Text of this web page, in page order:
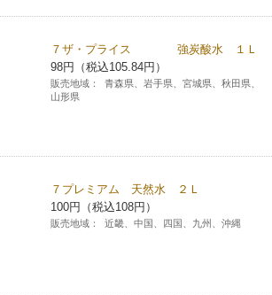
７ザ・プライス 強炭酸水 １Ｌ
98円（税込105.84円）
販売地域：
青森県、岩手県、宮城県、秋田県、
山形県
７プレミアム 天然水 ２Ｌ
100円（税込108円）
販売地域： 近畿、中国、四国、九州、沖縄